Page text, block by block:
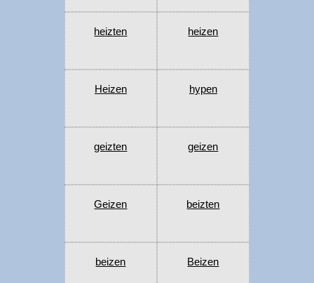
heizten heizen
Heizen hypen
geizten geizen
Geizen beizten
beizen Beizen